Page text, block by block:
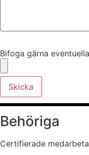
Bifoga gärna
Skicka
Behöriga
Certifierade